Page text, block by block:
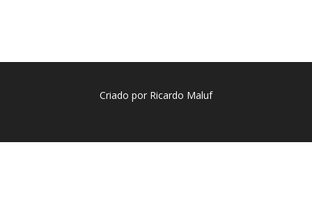
Criado por Ricardo Maluf